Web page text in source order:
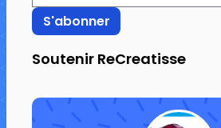
Soutenir ReCreatisse